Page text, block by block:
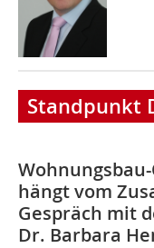
Standpunkt
hängt vom
Gespräch mit
Dr. Barbara